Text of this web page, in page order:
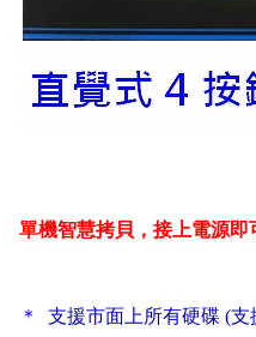
單機智慧拷貝，接上電源即
＊ 支援市面上所有硬碟 (支